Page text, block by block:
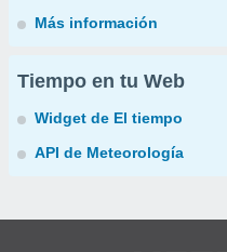
Más información
Tiempo en tu Web
Widget de El tiempo
API de Meteorología